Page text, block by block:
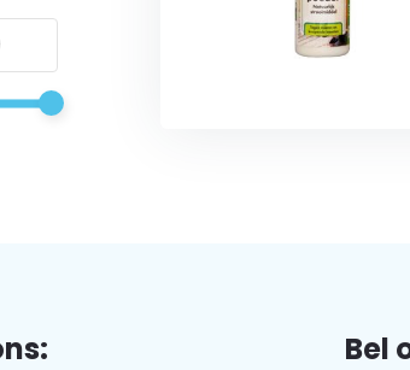
Bel